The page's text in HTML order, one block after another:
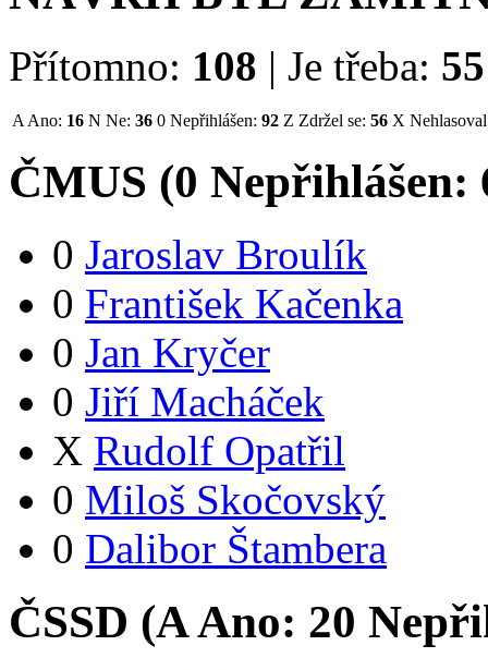
Přítomno: 108 | Je třeba: 55
A Ano: 16 N Ne: 36 0 Nepřihlášen: 92 Z Zdržel se: 56 X Nehlasoval
ČMUS (0 Nepřihlášen:
0 Jaroslav Broulík
0 František Kačenka
0 Jan Kryčer
0 Jiří Macháček
X Rudolf Opatřil
0 Miloš Skočovský
0 Dalibor Štambera
ČSSD (AAno: 20